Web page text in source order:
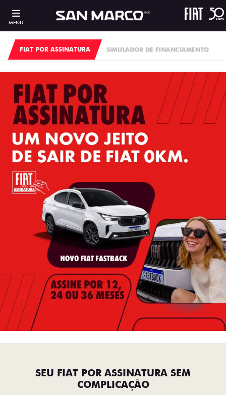
MENU
SIMULADOR DE FINANCIAMENTO
FIAT POR ASSINATURA
SEU FIAT POR ASSINATURA SEM
COMPLICAÇÃO